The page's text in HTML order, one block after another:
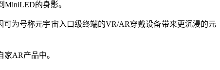
的身影。
为号称元宇宙入口级终端的VR/AR穿戴设备带来更沉浸的元
AR产品中。